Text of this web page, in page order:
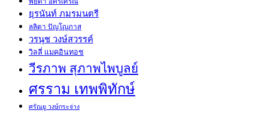
ยุรนันท์ ภมรมนตรี
ลลิตา ปัญโญภาส
วรนุช วงษ์สวรรค์
วิลลี่ แมคอินทอช
วีรภาพ สุภาพไพบูลย์
ศรราม เทพพิทักษ์
ศรัณยู วงษ์กระจ่าง